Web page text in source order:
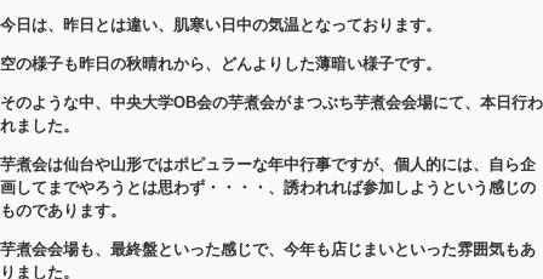
今日は、昨日とは違い、肌寒い日中の気温となっております。
空の様子も昨日の秋晴れから、どんよりした薄暗い様子です。
そのような中、中央大学OB会の芋煮会がまつぶち芋煮会会場にて、本日行わ
れました。
芋煮会は仙台や山形ではポピュラーな年中行事ですが、個人的には、自ら企
画してまでやろうとは思わず・・・・、誘われれば参加しようという感じの
ものであります。
芋煮会会場も、最終盤といった感じで、今年も店じまいといった雰囲気もあ
りました。